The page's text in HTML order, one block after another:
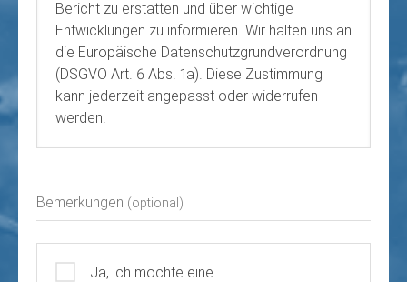
Bericht zu erstatten und über wichtige
Entwicklungen zu informieren. Wir halten uns an
die Europäische Datenschutzgrundverordnung
(DSGVO Art. 6 Abs. 1a). Diese Zustimmung
kann jederzeit angepasst oder widerrufen
werden.
Bemerkungen (optional)
Ja, ich möchte eine